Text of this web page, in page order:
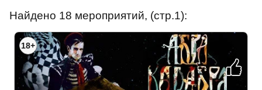
Найдено 18 мероприятий, (стр.1):
18+